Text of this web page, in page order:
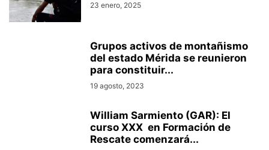
23 enero, 2025
Grupos activos de montañismo
del estado Mérida se reunieron
para constituir...
19 agosto, 2023
William Sarmiento (GAR): El
curso XXX en Formación de
Rescate comenzará...